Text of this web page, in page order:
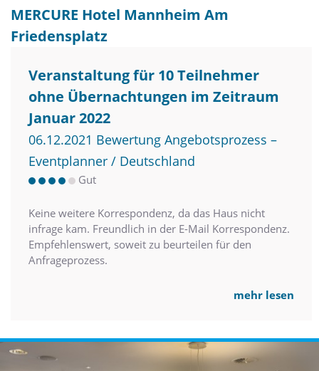
MERCURE Hotel Mannheim Am
Friedensplatz
Veranstaltung für 10 Teilnehmer
ohne Übernachtungen im Zeitraum
Januar 2022
06.12.2021 Bewertung Angebotsprozess –
Eventplanner / Deutschland
Gut
Keine weitere Korrespondenz, da das Haus nicht
infrage kam. Freundlich in der E-Mail Korrespondenz.
Empfehlenswert, soweit zu beurteilen für den
Anfrageprozess.
mehr lesen